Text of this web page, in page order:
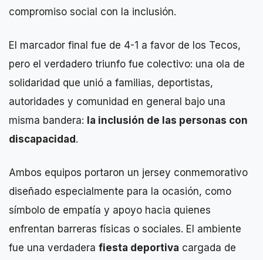
compromiso social con la inclusión.
El marcador final fue de 4-1 a favor de los Tecos,
pero el verdadero triunfo fue colectivo: una ola de
solidaridad que unió a familias, deportistas,
autoridades y comunidad en general bajo una
misma bandera: la inclusión de las personas con
discapacidad .
Ambos equipos portaron un jersey conmemorativo
diseñado especialmente para la ocasión, como
símbolo de empatía y apoyo hacia quienes
enfrentan barreras físicas o sociales. El ambiente
fue una verdadera fiesta deportiva cargada de